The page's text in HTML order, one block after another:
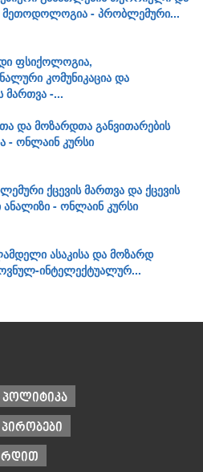
მეთოდოლოგია - პრობლემური...
ფსიქოლოგია,
კომუნიკაცია და
-...
და მოზარდთა განვითარების
- ონლაინ კურსი
ქცევის მართვა და ქცევის
ანალიზი - ონლაინ კურსი
ასაკისა და მოზარდ
ინტელექტუალურ...
პოლიტიკა
პირობები